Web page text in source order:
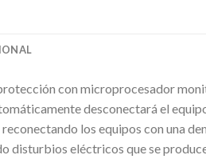
con microprocesador
desconectará el
los equipos con una
disturbios eléctricos que se